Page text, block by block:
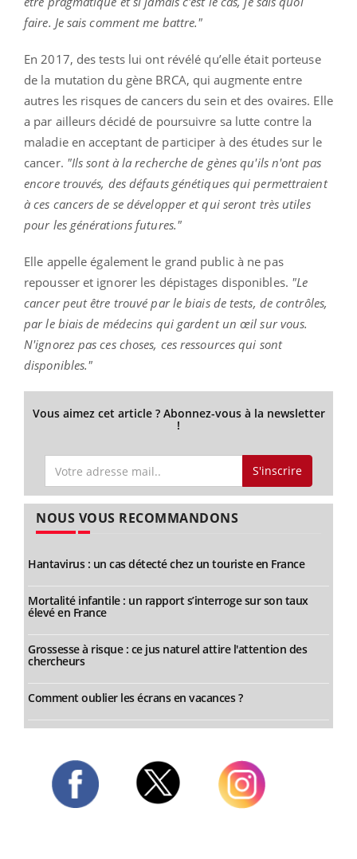
faire. Je sais comment me battre."
En 2017, des tests lui ont révélé qu’elle était porteuse
de la mutation du gène BRCA, qui augmente entre
autres les risques de cancers du sein et des ovaires. Elle
a par ailleurs décidé de poursuivre sa lutte contre la
maladie en acceptant de participer à des études sur le
cancer. "Ils sont à la recherche de gènes qu'ils n'ont pas
encore trouvés, des défauts génétiques qui permettraient
à ces cancers de se développer et qui seront très utiles
pour les générations futures."
Elle appelle également le grand public à ne pas
repousser et ignorer les dépistages disponibles. "Le
cancer peut être trouvé par le biais de tests, de contrôles,
par le biais de médecins qui gardent un œil sur vous.
N'ignorez pas ces choses, ces ressources qui sont
disponibles."
Vous aimez cet article ? Abonnez-vous à la newsletter
!
S'inscrire
NOUS VOUS RECOMMANDONS
Hantavirus : un cas détecté chez un touriste en France
Mortalité infantile : un rapport s’interroge sur son taux
élevé en France
Grossesse à risque : ce jus naturel attire l'attention des
chercheurs
Comment oublier les écrans en vacances ?